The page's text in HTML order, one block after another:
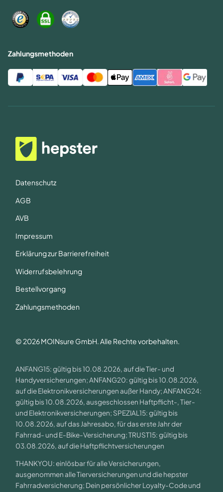
Zahlungsmethoden
Datenschutz
AGB
AVB
Impressum
Erklärung zur Barrierefreiheit
Widerrufsbelehrung
Bestellvorgang
Zahlungsmethoden
© 2026 MOINsure GmbH. Alle Rechte vorbehalten.
ANFANG15: gültig bis 10.08.2026, auf die Tier- und
Handyversicherungen; ANFANG20: gültig bis 10.08.2026,
auf die Elektronikversicherungen außer Handy; ANFANG24:
gültig bis 10.08.2026, ausgeschlossen Haftpflicht-, Tier-
und Elektronikversicherungen; SPEZIAL15: gültig bis
10.08.2026, auf das Jahresabo, für das erste Jahr der
Fahrrad- und E-Bike-Versicherung; TRUST15: gültig bis
03.08.2026, auf die Haftpflichtversicherungen
THANKYOU: einlösbar für alle Versicherungen,
ausgenommen alle Tierversicherungen und die hepster
Fahrradversicherung; Dein persönlicher Loyalty-Code und